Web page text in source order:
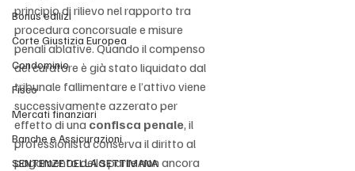
Bonus edilizi
Corte Giustizia Europea
Condominio
Fisco
Mercati finanziari
Banche e Assicurazioni
SENTENZE DELLA SETTIMANA
principio di rilievo nel rapporto tra
procedura concorsuale e misure
penali ablative. Quando il compenso
del curatore è già stato liquidato dal
tribunale fallimentare e l’attivo viene
successivamente azzerato per
effetto di una confisca penale, il
professionista conserva il diritto al
pagamento della parte non ancora